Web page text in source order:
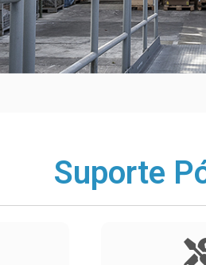
Suporte